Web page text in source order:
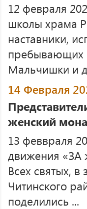
12 февраля
школы храма
наставники,
пребывающих
Мальчишки и
14 Февраля
женский
13 феввраля
движения «ЗА
Всех святых,
Читинского
поделились ...